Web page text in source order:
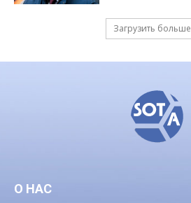
Загрузить больше
О НАС